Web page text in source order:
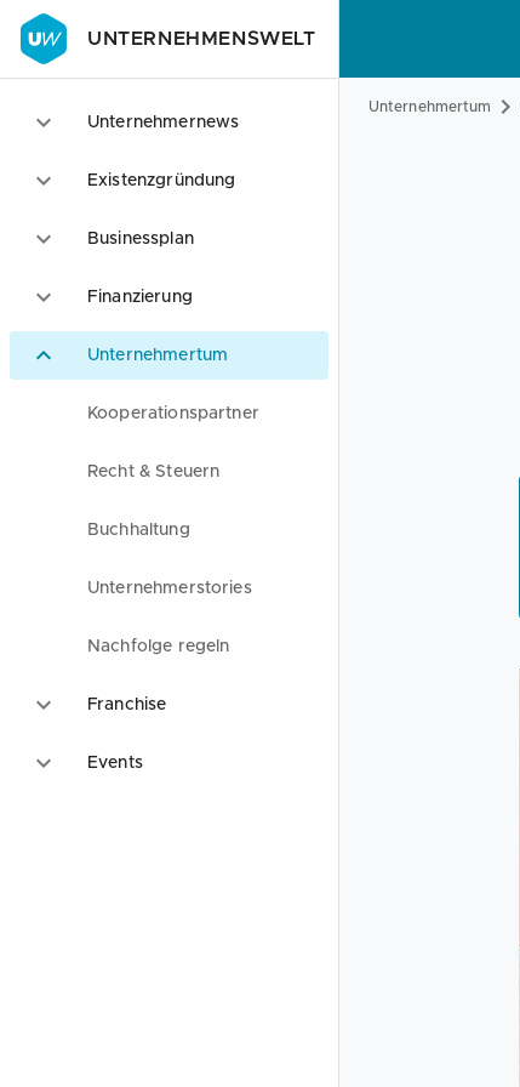
UNTERNEHMENSWELT
Unternehmernews
Existenzgründung
Businessplan
Finanzierung
Unternehmertum
Kooperationspartner
Recht & Steuern
Buchhaltung
Unternehmerstories
Nachfolge regeln
Franchise
Events
Unternehmertum